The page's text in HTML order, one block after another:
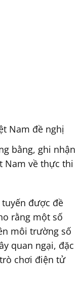
Nam đề nghị
bằng, ghi nhận
Nam về thực thi
được đề
rằng một số
môi trường số
quan ngại, đặc
chơi điện tử